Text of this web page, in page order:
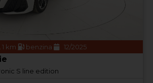
1 km benzina 12/2025
S line edition